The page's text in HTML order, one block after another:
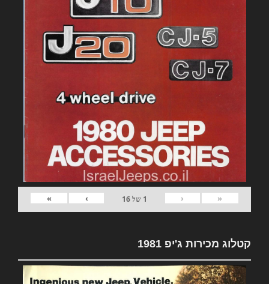
«
‹
1 של16
›
»
קטלוג מכירות ג'יפ 1981